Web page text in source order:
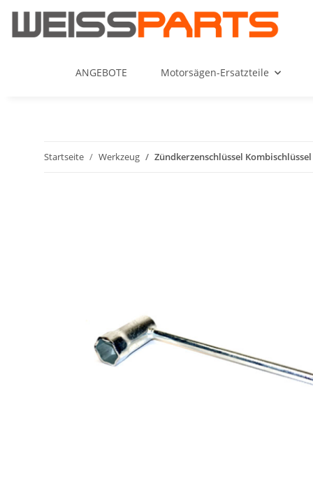
ANGEBOTE Motorsägen-Ersatzteile
Startseite Werkzeug Zündkerzenschlüssel